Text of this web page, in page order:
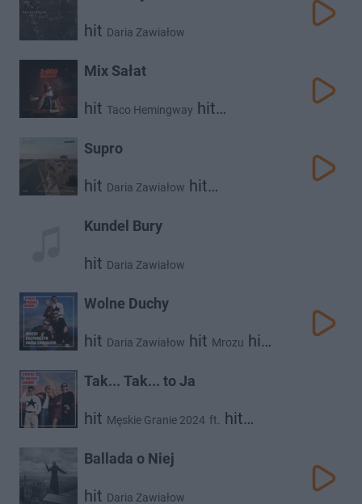
hit Daria Zawiałow
Mix Sałat
hit Taco Hemingway hit
Supro
hit Daria Zawiałow hit
Kundel Bury
hit Daria Zawiałow
Wolne Duchy
hit Daria Zawiałow hit Mrozu hit
Tak... Tak... to Ja
hit Męskie Granie 2024 ft. hit
Kacperczyk
Ballada o Niej
hit Daria Zawiałow